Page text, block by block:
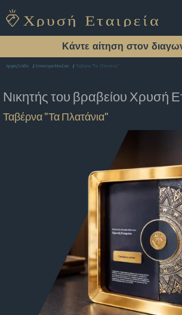
Κάντε αίτηση στον
Αρχική Σελίδα Εστιατόριο Μουζακι Ταβέρνα "Τα Πλατάνια"
Νικητής του βραβείου Χρυσή
Ταβέρνα "Τα Πλατάνια"